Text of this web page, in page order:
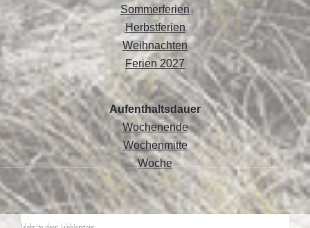
Sommerferien
Herbstferien
Weihnachten
Ferien 2027
Aufenthaltsdauer
Wochenende
Wochenmitte
Woche